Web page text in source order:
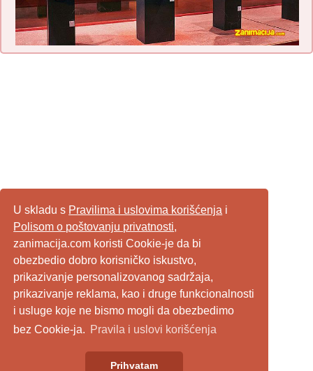
U skladu s Pravilima i uslovima korišćenja i
Polisom o poštovanju privatnosti,
zanimacija.com koristi Cookie-je da bi
obezbedio dobro korisničko iskustvo,
prikazivanje personalizovanog sadržaja,
prikazivanje reklama, kao i druge funkcionalnosti
i usluge koje ne bismo mogli da obezbedimo
bez Cookie-ja. Pravila i uslovi korišćenja
Prihvatam